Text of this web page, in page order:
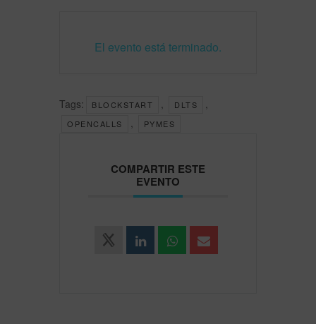
El evento está terminado.
Tags: BLOCKSTART , DLTS ,
OPENCALLS , PYMES
COMPARTIR ESTE
EVENTO